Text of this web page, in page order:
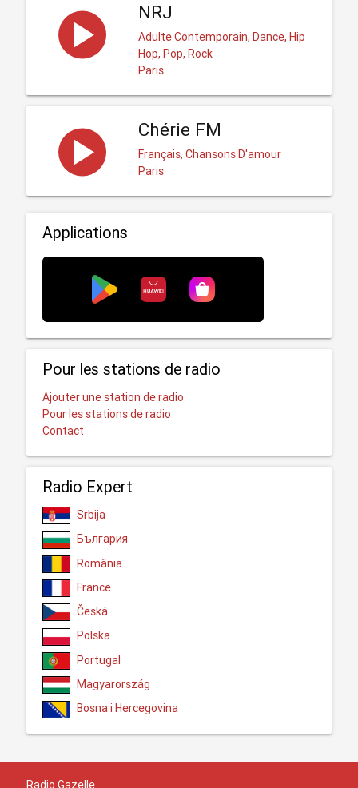
NRJ
Adulte Contemporain, Dance, Hip
Hop, Pop, Rock
Paris
Chérie FM
Français, Chansons D'amour
Paris
Applications
Pour les stations de radio
Ajouter une station de radio
Pour les stations de radio
Contact
Radio Expert
Srbija
България
România
France
Česká
Polska
Portugal
Magyarország
Bosna i Hercegovina
Radio Gazelle